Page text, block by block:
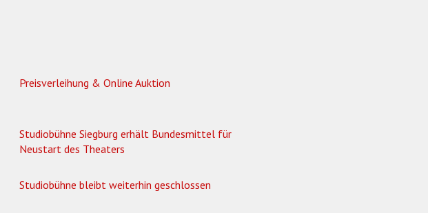
Preisverleihung & Online Auktion
Studiobühne Siegburg erhält Bundesmittel für
Neustart des Theaters
Studiobühne bleibt weiterhin geschlossen